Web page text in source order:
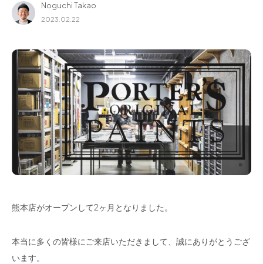
About us
Recruit
Contact
Arv
0965-45-9282
Noguchi Takao
2023.02.22
熊本店がオープンして2ヶ月となりました。
本当に多くの皆様にご来店いただきまして、誠にありがとうござ
います。